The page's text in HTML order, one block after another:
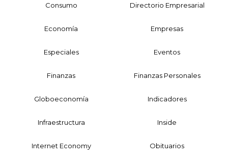
Consumo Directorio Empresarial
Economía Empresas
Especiales Eventos
Finanzas Finanzas Personales
Globoeconomía Indicadores
Infraestructura Inside
Internet Economy Obituarios